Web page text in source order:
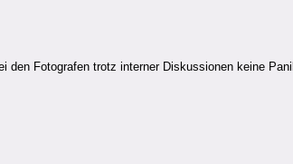
den Fotografen trotz interner Diskussionen keine